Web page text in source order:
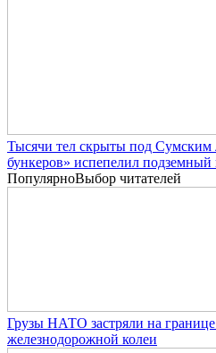
Тысячи тел скрыты под Сумским
бункеров» испепелил
ПопулярноВыбор читателей
Грузы НАТО застряли на
железнодорожной колеи